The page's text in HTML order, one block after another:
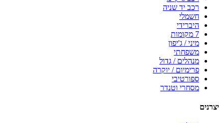
רכב יד שניה
חשמלי
היברידי
7 מקומות
מיני / ג'יפון
משפחתי
מנהלים / גדול
פרימיום / יוקרה
ספורטיבי
מסחרי וטנדר
יצרנים